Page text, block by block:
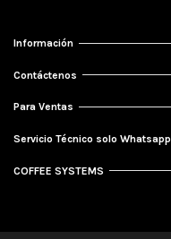
Información
Contáctenos
Para Ventas
Servicio Técnico solo Whatsapp
COFFEE SYSTEMS